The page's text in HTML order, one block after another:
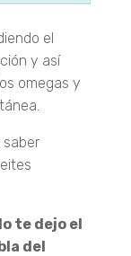
el
y así
omegas y
te dejo el
del